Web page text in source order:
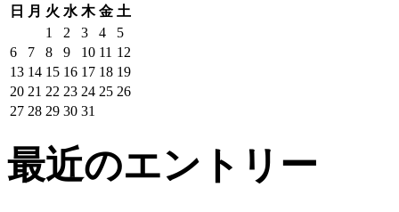
日 月 火 水 木 金 土
1
2 3 4
5
6
7 8 9 10 11 12
13 14 15 16 17 18 19
20 21 22 23 24 25 26
27 28 29 30 31
最近のエントリー